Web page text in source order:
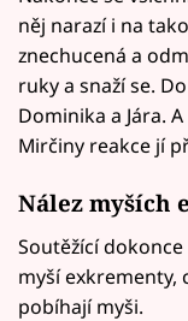
něj narazí i na
znechucená a
ruky a snaží se.
Dominika a Jára.
Mirčiny reakce jí
Nález myších
Soutěžící
myší exkrementy,
pobíhají myši.